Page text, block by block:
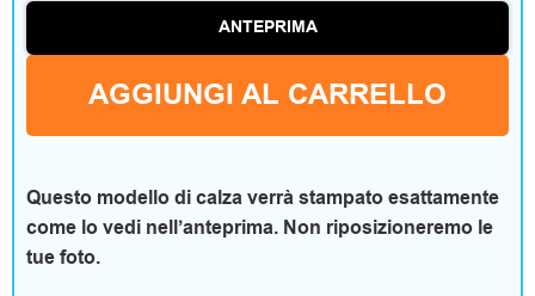
i
C
a
ANTEPRIMA
AGGIUNGI AL CARRELLO
Questo modello di calza verrà stampato esattamente
come lo vedi nell’anteprima. Non riposizioneremo le
tue foto.